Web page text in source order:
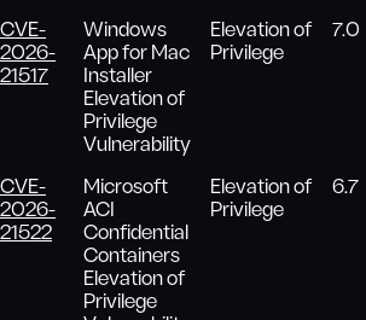
CVE-
2026-
21517
Windows
App for Mac
Installer
Elevation of
Privilege
Vulnerability
Elevation of
Privilege
7.0
CVE-
2026-
21522
Microsoft
ACI
Confidential
Containers
Elevation of
Privilege
Elevation of
Privilege
6.7